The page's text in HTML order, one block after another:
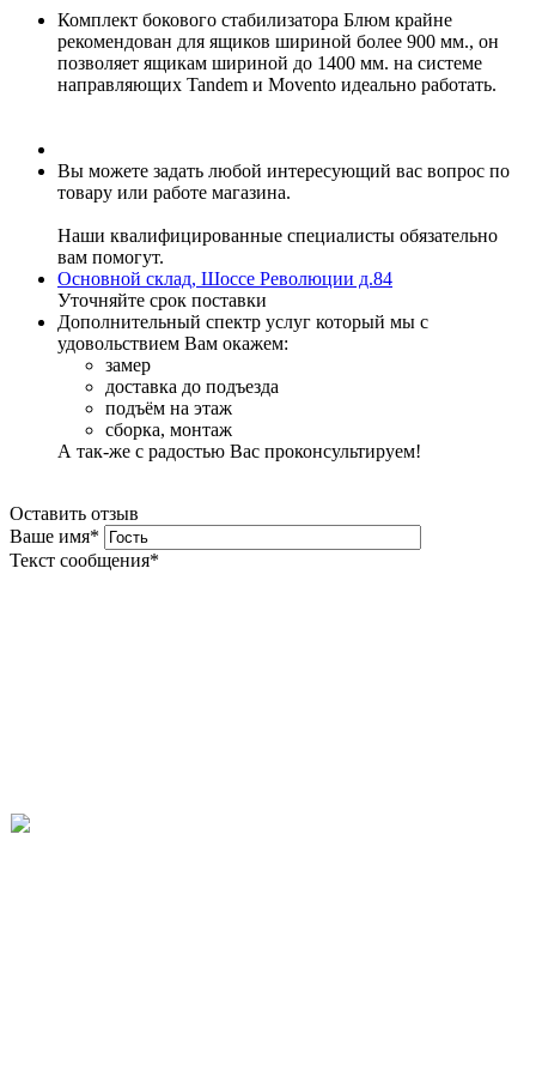
Комплект бокового стабилизатора Блюм крайне
рекомендован для ящиков шириной более 900 мм., он
позволяет ящикам шириной до 1400 мм. на системе
направляющих Tandem и Movento идеально работать.
Вы можете задать любой интересующий вас вопрос по
товару или работе магазина.
Наши квалифицированные специалисты обязательно
вам помогут.
Основной склад, Шоссе Революции д.84
Уточняйте срок поставки
Дополнительный спектр услуг который мы с
удовольствием Вам окажем:
замер
доставка до подъезда
подъём на этаж
сборка, монтаж
А так-же с радостью Вас проконсультируем!
Оставить отзыв
Ваше имя*
Текст сообщения*